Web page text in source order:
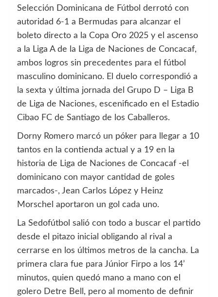
Selección Dominicana de Fútbol derrotó con
autoridad 6-1 a Bermudas para alcanzar el
boleto directo a la Copa Oro 2025 y el ascenso
a la Liga A de la Liga de Naciones de Concacaf,
ambos logros sin precedentes para el fútbol
masculino dominicano. El duelo correspondió a
la sexta y última jornada del Grupo D – Liga B
de Liga de Naciones, escenificado en el Estadio
Cibao FC de Santiago de los Caballeros.
Dorny Romero marcó un póker para llegar a 10
tantos en la contienda actual y a 19 en la
historia de Liga de Naciones de Concacaf -el
dominicano con mayor cantidad de goles
marcados-, Jean Carlos López y Heinz
Morschel aportaron un gol cada uno.
La Sedofútbol salió con todo a buscar el partido
desde el pitazo inicial obligando al rival a
cerrarse en los últimos metros de la cancha. La
primera clara fue para Júnior Firpo a los 14’
minutos, quien quedó mano a mano con el
golero Detre Bell, pero al momento de definir